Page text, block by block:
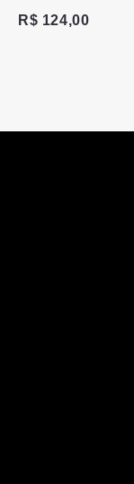
R$ 124,00